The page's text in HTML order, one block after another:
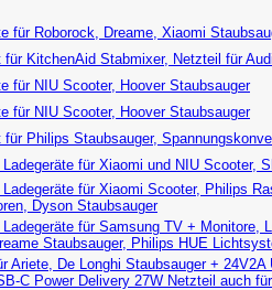
für Roborock, Dreame, Xiaomi
für KitchenAid Stabmixer, Netzteil für
für NIU Scooter, Hoover Staubsauger
für NIU Scooter, Hoover Staubsauger
für Philips Staubsauger,
Ladegeräte für Xiaomi und NIU Scooter,
für Xiaomi Scooter, Philips
Dyson Staubsauger
Ladegeräte für Samsung TV + Monitore,
Staubsauger, Philips HUE
für Ariete, De Longhi
C Power Delivery 27W Netzteil auch